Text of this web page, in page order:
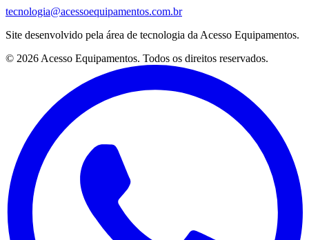
tecnologia@acessoequipamentos.com.br
Site desenvolvido pela área de tecnologia da Acesso Equipamentos.
© 2026 Acesso Equipamentos. Todos os direitos reservados.